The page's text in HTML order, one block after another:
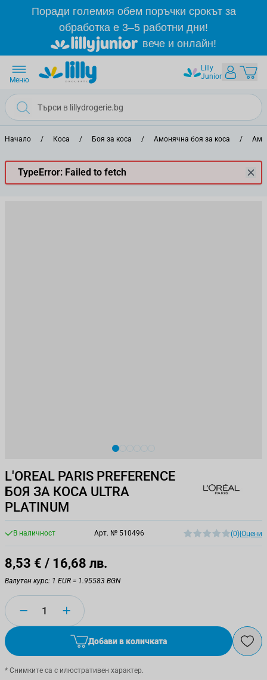
Прескачане към съдържанието
Поради големия обем поръчки срокът за
обработка е 3–5 работни дни!
вече и онлайн!
Lilly
Junior
Меню
Начало / Коса / Боя за коса / Амонячна боя за коса /
TypeError: Failed to fetch
View larger image
View larger image
View larger image
View larger image
View larger image
View larger image
L'OREAL PARIS PREFERENCE
БОЯ ЗА КОСА ULTRA
PLATINUM
В наличност Арт. № 510496 (0) Оцени
8,53 € / 16,68 лв.
Валутен курс: 1 EUR = 1.95583 BGN
Количество
Добави в количката
* Снимките са с илюстративен характер.